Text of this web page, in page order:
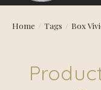
Home / Tags / Box